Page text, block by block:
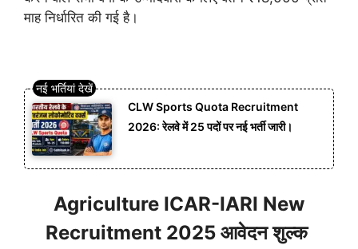
माह निर्धारित की गई है।
CLW Sports Quota Recruitment
2026: रेलवे में 25 पदों पर नई भर्ती जारी।
Agriculture ICAR-IARI New
Recruitment 2025 आवेदन शुल्क